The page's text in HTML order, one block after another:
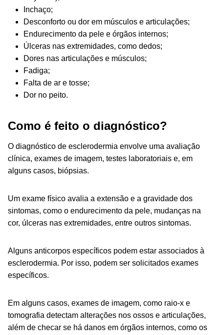
Inchaço;
Desconforto ou dor em músculos e articulações;
Endurecimento da pele e órgãos internos;
Úlceras nas extremidades, como dedos;
Dores nas articulações e músculos;
Fadiga;
Falta de ar e tosse;
Dor no peito.
Como é feito o diagnóstico?
O diagnóstico de esclerodermia envolve uma avaliação
clínica, exames de imagem, testes laboratoriais e, em
alguns casos, biópsias.
Um exame físico avalia a extensão e a gravidade dos
sintomas, como o endurecimento da pele, mudanças na
cor, úlceras nas extremidades, entre outros sintomas.
Alguns anticorpos específicos podem estar associados à
esclerodermia. Por isso, podem ser solicitados exames
específicos.
Em alguns casos, exames de imagem, como raio-x e
tomografia detectam alterações nos ossos e articulações,
além de checar se há danos em órgãos internos, como os